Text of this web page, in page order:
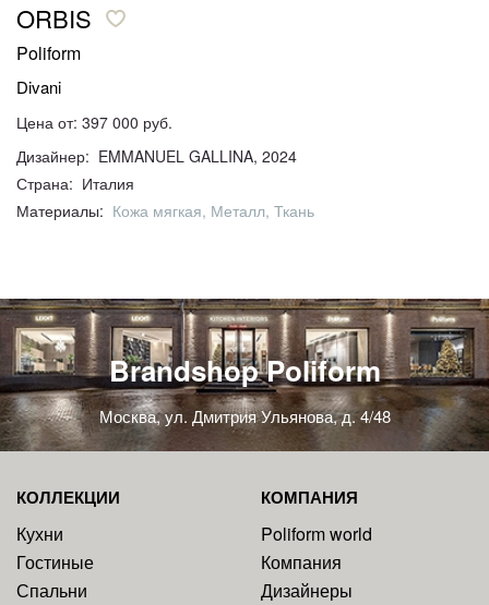
ORBIS
Poliform
Divani
Цена от: 397 000 руб.
Дизайнер: EMMANUEL GALLINA, 2024
Страна: Италия
Материалы: Кожа мягкая, Металл, Ткань
Brandshop Poliform
Москва, ул. Дмитрия Ульянова, д. 4/48
КОЛЛЕКЦИИ
Кухни
Гостиные
Спальни
КОМПАНИЯ
Poliform world
Компания
Дизайнеры